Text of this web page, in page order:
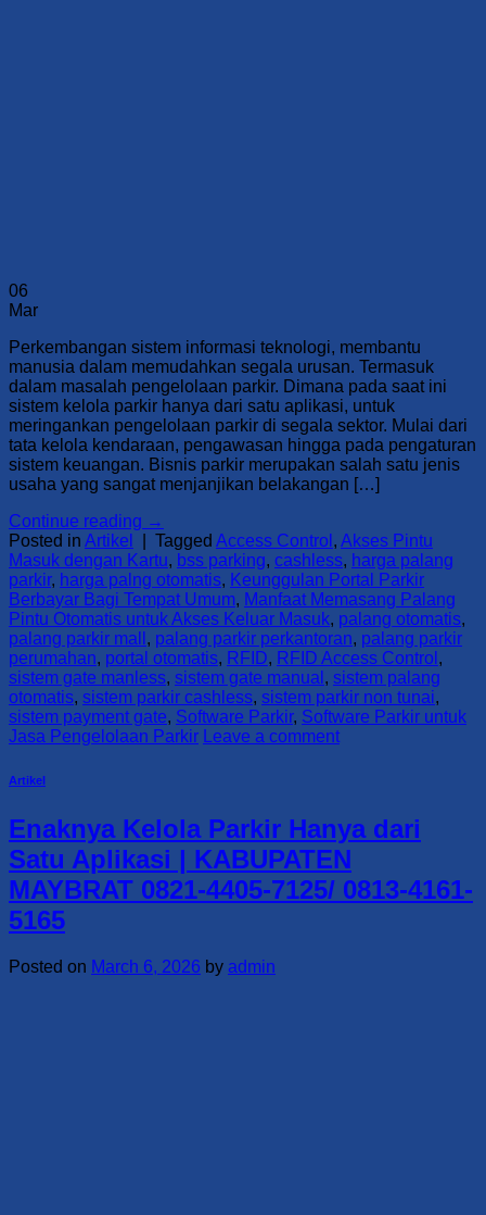
06
Mar
Perkembangan sistem informasi teknologi, membantu
manusia dalam memudahkan segala urusan. Termasuk
dalam masalah pengelolaan parkir. Dimana pada saat ini
sistem kelola parkir hanya dari satu aplikasi, untuk
meringankan pengelolaan parkir di segala sektor. Mulai dari
tata kelola kendaraan, pengawasan hingga pada pengaturan
sistem keuangan. Bisnis parkir merupakan salah satu jenis
usaha yang sangat menjanjikan belakangan […]
Continue reading →
Posted in Artikel Tagged Access Control , Akses Pintu
Masuk dengan Kartu, bss parking, cashless, harga palang
parkir, harga palng otomatis, Keunggulan Portal Parkir
Berbayar Bagi Tempat Umum, Manfaat Memasang Palang
Pintu Otomatis untuk Akses Keluar Masuk, palang otomatis,
palang parkir mall , palang parkir perkantoran, palang parkir
perumahan, portal otomatis, RFID, RFID Access Control ,
sistem gate manless, sistem gate manual , sistem palang
otomatis, sistem parkir cashless, sistem parkir non tunai,
sistem payment gate, Software Parkir, Software Parkir untuk
Jasa Pengelolaan Parkir
Leave a comment
Artikel
Enaknya Kelola Parkir Hanya dari
Satu Aplikasi | KABUPATEN
MAYBRAT 0821-4405-7125/ 0813-4161-
5165
Posted on March 6, 2026 by admin